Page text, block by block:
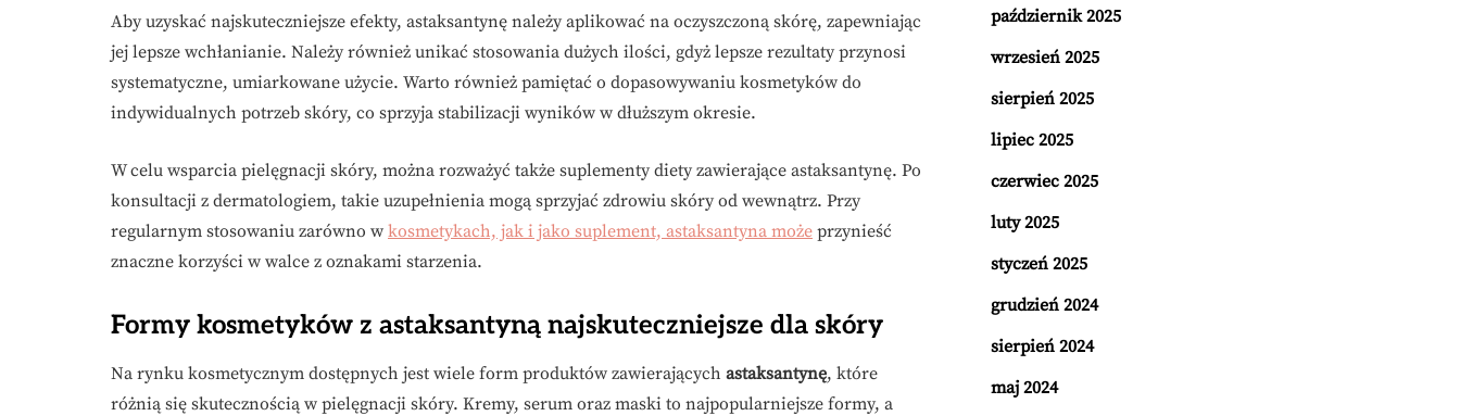
Aby uzyskać najskuteczniejsze efekty, astaksantynę należy aplikować na oczyszczoną skórę, zapewniając
jej lepsze wchłanianie. Należy również unikać stosowania dużych ilości, gdyż lepsze rezultaty przynosi
systematyczne, umiarkowane użycie. Warto również pamiętać o dopasowywaniu kosmetyków do
indywidualnych potrzeb skóry, co sprzyja stabilizacji wyników w dłuższym okresie.
W celu wsparcia pielęgnacji skóry, można rozważyć także suplementy diety zawierające astaksantynę. Po
konsultacji z dermatologiem, takie uzupełnienia mogą sprzyjać zdrowiu skóry od wewnątrz. Przy
regularnym stosowaniu zarówno w kosmetykach, jak i jako suplement, astaksantyna może przynieść
znaczne korzyści w walce z oznakami starzenia.
Formy kosmetyków z astaksantyną najskuteczniejsze dla skóry
Na rynku kosmetycznym dostępnych jest wiele form produktów zawierających astaksantynę, które
różnią się skutecznością w pielęgnacji skóry. Kremy, serum oraz maski to najpopularniejsze formy, a
październik 2025
wrzesień 2025
sierpień 2025
lipiec 2025
czerwiec 2025
luty 2025
styczeń 2025
grudzień 2024
sierpień 2024
maj 2024